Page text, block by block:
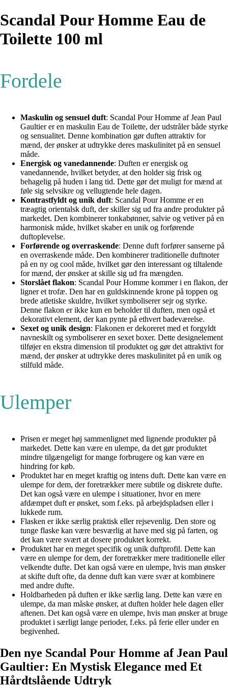
Scandal Pour Homme Eau de
Toilette 100 ml
Fordele
Maskulin og sensuel duft: Scandal Pour Homme af Jean Paul
Gaultier er en maskulin Eau de Toilette, der udstråler både styrke
og sensualitet. Denne kombination gør duften attraktiv for
mænd, der ønsker at udtrykke deres maskulinitet på en sensuel
måde.
Energisk og vanedannende: Duften er energisk og
vanedannende, hvilket betyder, at den holder sig frisk og
behagelig på huden i lang tid. Dette gør det muligt for mænd at
føle sig selvsikre og vellugtende hele dagen.
Kontrastfyldt og unik duft: Scandal Pour Homme er en
træagtig orientalsk duft, der skiller sig ud fra andre produkter på
markedet. Den kombinerer tonkabønner, salvie og vetiver på en
harmonisk måde, hvilket skaber en unik og forførende
duftoplevelse.
Forførende og overraskende: Denne duft forfører sanserne på
en overraskende måde. Den kombinerer traditionelle duftnoter
på en ny og cool måde, hvilket gør den interessant og tiltalende
for mænd, der ønsker at skille sig ud fra mængden.
Storslået flakon: Scandal Pour Homme kommer i en flakon, der
ligner et trofæ. Den har en guldskinnende krone på toppen og
brede atletiske skuldre, hvilket symboliserer sejr og styrke.
Denne flakon er ikke kun en beholder til duften, men også et
dekorativt element, der kan pynte på ethvert badeværelse.
Sexet og unik design: Flakonen er dekoreret med et forgyldt
navneskilt og symboliserer en sexet boxer. Dette designelement
tilføjer en ekstra dimension til produktet og gør det attraktivt for
mænd, der ønsker at udtrykke deres maskulinitet på en unik og
stilfuld måde.
Ulemper
Prisen er meget høj sammenlignet med lignende produkter på
markedet. Dette kan være en ulempe, da det gør produktet
mindre tilgængeligt for mange forbrugere og kan være en
hindring for køb.
Produktet har en meget kraftig og intens duft. Dette kan være en
ulempe for dem, der foretrækker mere subtile og diskrete dufte.
Det kan også være en ulempe i situationer, hvor en mere
afdæmpet duft er ønsket, som f.eks. på arbejdspladsen eller i
lukkede rum.
Flasken er ikke særlig praktisk eller rejsevenlig. Den store og
tunge flaske kan være besværlig at have med sig på farten, og
det kan være svært at dosere produktet korrekt.
Produktet har en meget specifik og unik duftprofil. Dette kan
være en ulempe for dem, der foretrækker mere traditionelle eller
velkendte dufte. Det kan også være en ulempe, hvis man ønsker
at skifte duft ofte, da denne duft kan være svær at kombinere
med andre dufte.
Holdbarheden på duften er ikke særlig lang. Dette kan være en
ulempe, da man måske ønsker, at duften holder hele dagen eller
aftenen. Det kan også være en ulempe, hvis man ønsker at bruge
produktet i særligt lange perioder, f.eks. på ferie eller under en
begivenhed.
Den nye Scandal Pour Homme af Jean Paul
Gaultier: En Mystisk Elegance med Et
Hårdtslående Udtryk